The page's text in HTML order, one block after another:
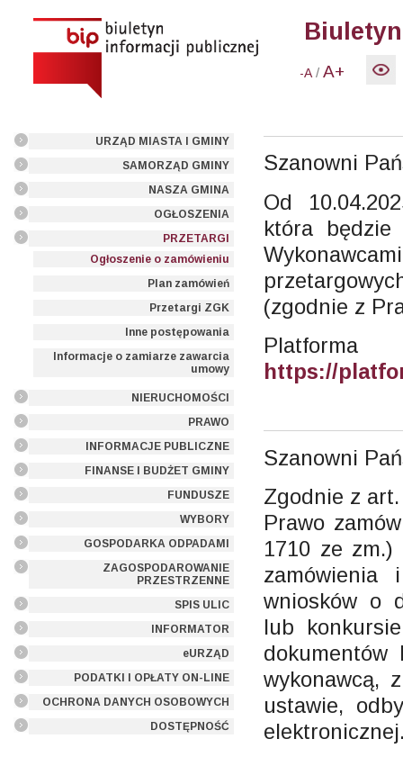
-A /A+
URZĄD MIASTA I GMINY
SAMORZĄD GMINY
NASZA GMINA
OGŁOSZENIA
PRZETARGI
Ogłoszenie o zamówieniu
Plan zamówień
Przetargi ZGK
Inne postępowania
Informacje o zamiarze zawarcia
umowy
NIERUCHOMOŚCI
PRAWO
INFORMACJE PUBLICZNE
FINANSE I BUDŻET GMINY
FUNDUSZE
WYBORY
GOSPODARKA ODPADAMI
ZAGOSPODAROWANIE
PRZESTRZENNE
SPIS ULIC
INFORMATOR
eURZĄD
PODATKI I OPŁATY ON-LINE
OCHRONA DANYCH OSOBOWYCH
DOSTĘPNOŚĆ
Szanowni
Od
która będzie
(zgodnie z
https://
Szanowni
Zgodnie z
Prawo
1710 ze
wniosków o
lub
wykonawcą,
ustawie,